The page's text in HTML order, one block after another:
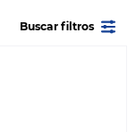
Buscar filtros